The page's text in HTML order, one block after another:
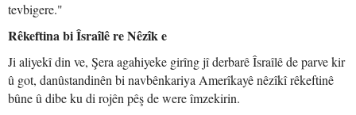
tevbigere."
Rêkeftina bi Îsraîlê re Nêzîk e
Ji aliyekî din ve, Şera agahiyeke girîng jî derbarê Îsraîlê de parve kir
û got, danûstandinên bi navbênkariya Amerîkayê nêzîkî rêkeftinê
bûne û dibe ku di rojên pêş de were îmzekirin.